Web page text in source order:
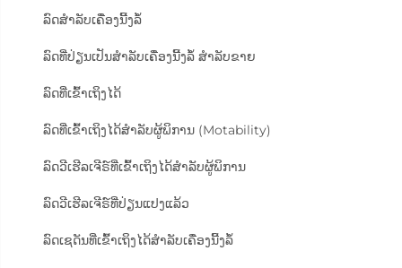
ລົດສຳລັບເຄື່ອງນີ້ງລໍ້
ລົດທີ່ປ່ຽນເປັນສຳລັບເຄື່ອງນີ້ງລໍ້ ສຳລັບຂາຍ
ລົດທີ່ເຂົ້າເຖິງໄດ້
ລົດທີ່ເຂົ້າເຖິງໄດ້ສຳລັບຜູ້ພິການ (Motability)
ລົດວີເຮີລເຈີຣ໌ທີ່ເຂົ້າເຖິງໄດ້ສຳລັບຜູ້ພິການ
ລົດວີເຮີລເຈີຣ໌ທີ່ປ່ຽນແປງແລ້ວ
ລົດເຊດັນທີ່ເຂົ້າເຖິງໄດ້ສຳລັບເຄື່ອງນີ້ງລໍ້